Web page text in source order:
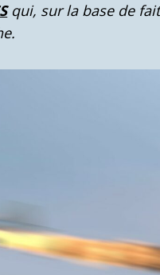
qui, sur la base de